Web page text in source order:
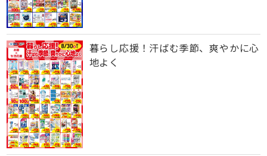
暮らし応援！汗ばむ季節、爽やかに心
地よく